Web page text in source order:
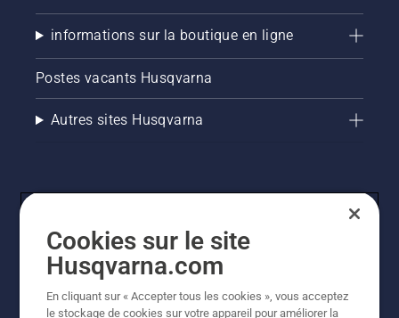
informations sur la boutique en ligne
Postes vacants Husqvarna
Autres sites Husqvarna
© Husqvarna AB (publ). Tous droits réservés. Les prix
Cookies sur le site
Husqvarna.com
En cliquant sur « Accepter tous les cookies », vous acceptez
le stockage de cookies sur votre appareil pour améliorer la